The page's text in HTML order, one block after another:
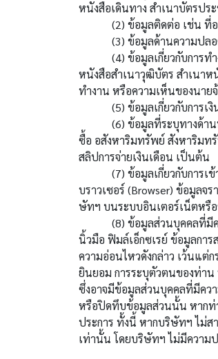
หนังสือเดินทาง สำเนาบัตรป
(2) ข้อมูลติดต่อ เช่น ที่อยู่ ห
(3) ข้อมูลด้านความปลอดภั
(4) ข้อมูลเกี่ยวกับการทำงา
หนังสือสำเนาวุฒิบัตร สำเนาห
ทำงาน หรือความเห็นของนาย
(5) ข้อมูลเกี่ยวกับการเงิน
(6) ข้อมูลที่ระบุทางด้านทรัพ
ซื้อ อสังหาริมทรัพย์ สังหาริมท
สลิปการจ่ายเงินเดือน เป็นต้น
(7) ข้อมูลเกี่ยวกับการเข้าถึ
บราวเซอร์ (Browser) ข้อมูลจ
ษัทฯ บนระบบอินเตอร์เน็ตหรื
(8) ข้อมูลส่วนบุคคลที่มีควา
นิ้วมือ ฟิมล์เอ็กซเรย์ ข้อมูลกา
ความอ่อนไหวดังกล่าว เว้นแ
ยินยอม การระบุตัวตนของท่า
ซึ่งอาจมีข้อมูลส่วนบุคคลที่มีคว
หรือปิดทึบข้อมูลส่วนนั้น หากท่
ประการ ทั้งนี้ หากบริษัทฯ ไม่ส
เท่านั้น โดยบริษัทฯ ไม่มีความ